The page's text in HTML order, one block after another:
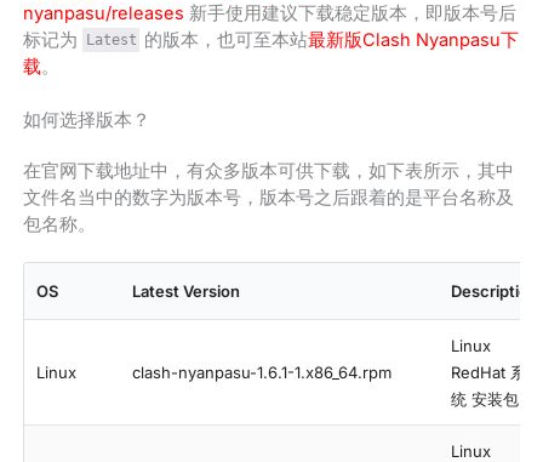
nyanpasu/releases 新手使用建议下载稳定版本，即版本号后
标记为 Latest 的版本，也可至本站最新版Clash Nyanpasu下
载。
如何选择版本？
在官网下载地址中，有众多版本可供下载，如下表所示，其中
文件名当中的数字为版本号，版本号之后跟着的是平台名称及
包名称。
OS Latest Version Description
Linux clash-nyanpasu-1.6.1-1.x86_64.rpm
Linux
RedHat 系
统 安装包
Linux